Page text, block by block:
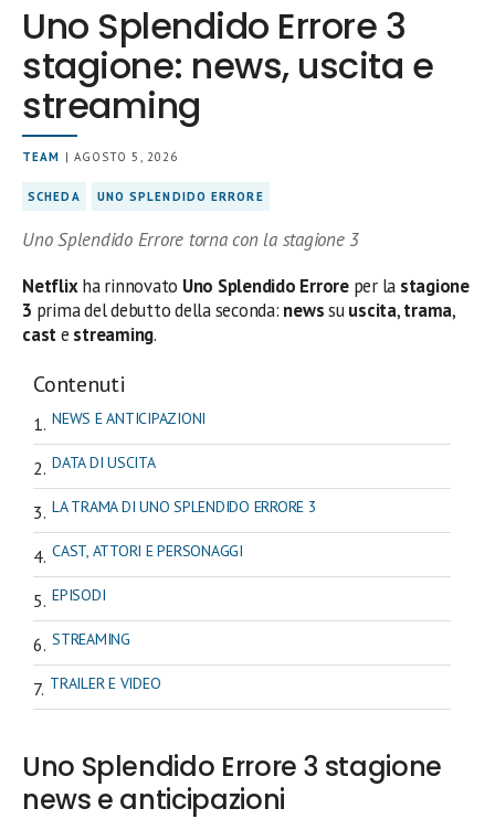
Uno Splendido Errore 3
stagione: news, uscita e
streaming
TEAM | AGOSTO 5, 2026
SCHEDA UNO SPLENDIDO ERRORE
Uno Splendido Errore torna con la stagione 3
Netflixha rinnovato Uno Splendido Erroreper la stagione
3 prima del debutto della seconda: newssuuscita,trama,
caste streaming.
Contenuti
NEWS E ANTICIPAZIONI
DATA DI USCITA
LA TRAMA DI UNO SPLENDIDO ERRORE 3
CAST, ATTORI E PERSONAGGI
EPISODI
STREAMING
TRAILER E VIDEO
Uno Splendido Errore 3 stagione
news e anticipazioni